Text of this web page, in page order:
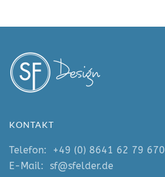
KONTAKT
Telefon:
+49 (0) 8641 62 79 670
E-Mail:
sf@sfelder.de